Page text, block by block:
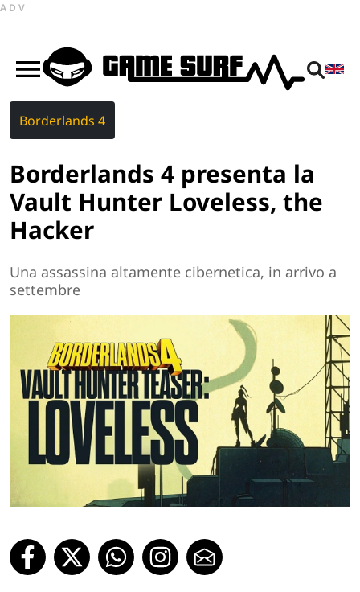
ADV
Borderlands 4
Borderlands 4 presenta la
Vault Hunter Loveless, the
Hacker
Una assassina altamente cibernetica, in arrivo a
settembre